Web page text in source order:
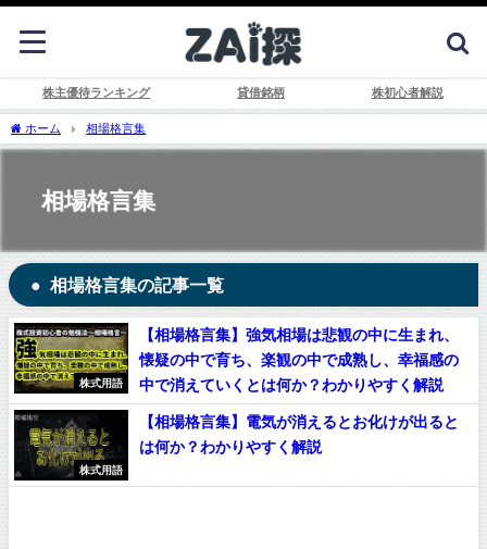
株主優待ランキング 貸借銘柄 株初心者解説
ホーム 相場格言集
相場格言集
相場格言集の記事一覧
株式用語
【相場格言集】強気相場は悲観の中に生まれ、
懐疑の中で育ち、楽観の中で成熟し、幸福感の
中で消えていくとは何か？わかりやすく解説
株式用語
【相場格言集】電気が消えるとお化けが出ると
は何か？わかりやすく解説